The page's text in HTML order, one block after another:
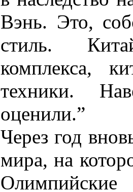
Вэнь. Это,
стиль.
комплекса,
техники.
оценили.”
Через год
мира, на